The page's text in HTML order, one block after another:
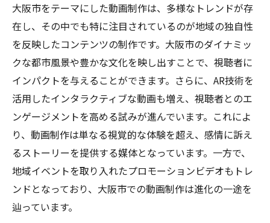
大阪市をテーマにした動画制作は、多様なトレンドが存
在し、その中でも特に注目されているのが地域の独自性
を反映したコンテンツの制作です。大阪市のダイナミッ
クな都市風景や豊かな文化を映し出すことで、視聴者に
インパクトを与えることができます。さらに、AR技術を
活用したインタラクティブな動画も増え、視聴者とのエ
ンゲージメントを高める試みが進んでいます。これによ
り、動画制作は単なる視覚的な体験を超え、感情に訴え
るストーリーを提供する媒体となっています。一方で、
地域イベントを取り入れたプロモーションビデオもトレ
ンドとなっており、大阪市での動画制作は進化の一途を
辿っています。